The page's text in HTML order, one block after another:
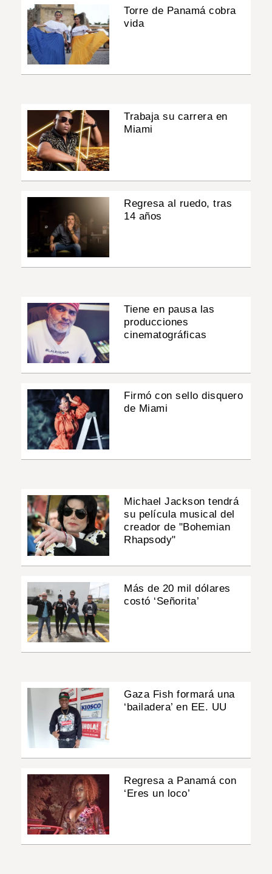
Torre de Panamá cobra
vida
Trabaja su carrera en
Miami
Regresa al ruedo, tras
14 años
Tiene en pausa las
producciones
cinematográficas
Firmó con sello disquero
de Miami
Michael Jackson tendrá
su película musical del
creador de "Bohemian
Rhapsody"
Más de 20 mil dólares
costó ‘Señorita’
Gaza Fish formará una
‘bailadera’ en EE. UU
Regresa a Panamá con
‘Eres un loco’